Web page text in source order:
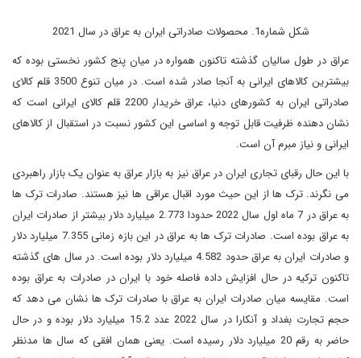
شکل شماره1. محصولات صادراتی ایران به عراق در سال 2021
عراق در طول سالیان گذشته تاکنون همواره در میان پنج کشور نخستی بوده که
بیشترین کالاهای ایرانی به آنجا صادر شده است. در میان تنوع 3500 قلم کالای
صادراتی ایران به کشورهای دنیا، عراق خریدار 2200 قلم کالای ایرانی است که
نشان دهنده ظرفیت قابل توجه و اساسی این کشور نسبت در استقبال از کالاهای
ایرانی و نیاز مبرم آن است.
با این حال رقبای تجاری ایران در عراق نیز به بازار عراق به عنوان یک بازار راهبردی
می نگرند. ترک ها از این حیث مورد اقبال عراقی ها نیز هستند. صادرات ترک ها
به عراق در 7 ماه اول سال 2022 حدودا 2.773 میلیارد دلار بیشتر از صادرات ایران
به عراق بوده است. صادرات ترک ها به عراق در این بازه زمانی 7.355 میلیارد دلار
و صادرات ایران به عراق حدود 4.582 میلیارد دلار بوده است. در سال های گذشته
تاکنون ترکیه در حال افزایش داده فاصله خود با ایران در صادرات به عراق بوده
است. مقایسه میان صادرات ایران به عراق با صادرات ترک ها نشان می دهد که
حجم تجارت بغداد و آنکارا در سال 2022 عدد 15.2 میلیارد دلار بوده و در حال
حاضر به رقم 20 میلیارد دلار رسیده است. یعنی همان افقی که سال ها مدنظر